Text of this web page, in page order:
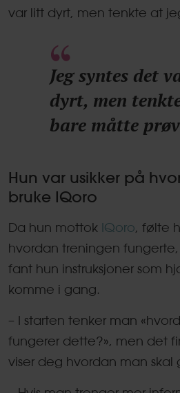
var litt dyrt, men tenkte at
Jeg syntes det
dyrt, men
bare måtte
Hun var usikker på
bruke IQoro
Da hun mottok IQoro, følte
hvordan treningen
fant hun instruksjoner som
komme i gang.
– I starten tenker man
fungerer dette?», men det
viser deg hvordan man skal